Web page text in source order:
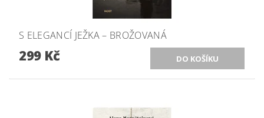
S ELEGANCÍ JEŽKA – BROŽOVANÁ
299 Kč